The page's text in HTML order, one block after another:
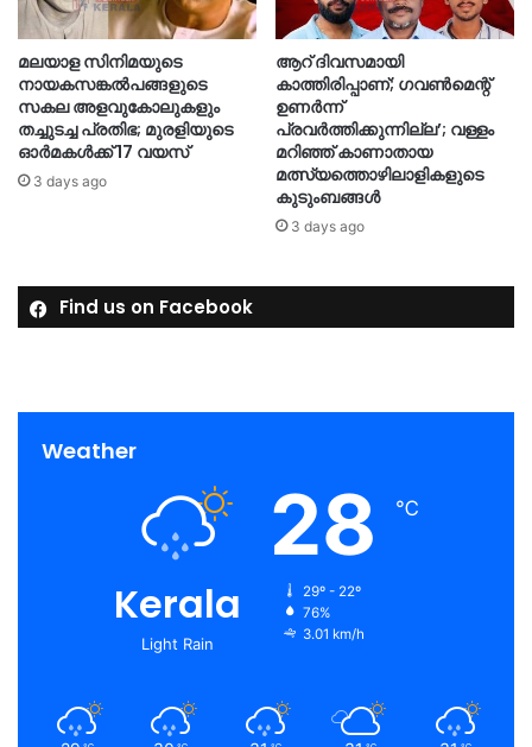
മലയാള സിനിമയുടെ
നായകസങ്കല്‍പങ്ങളുടെ
സകല അളവുകോലുകളും
തച്ചുടച്ച പ്രതിഭ; മുരളിയുടെ
ഓര്‍മകള്‍ക്ക് 17 വയസ്
3 days ago
ആറ് ദിവസമായി
കാത്തിരിപ്പാണ്; ഗവണ്‍മെന്റ്
ഉണര്‍ന്ന്
പ്രവര്‍ത്തിക്കുന്നില്ല’; വള്ളം
മറിഞ്ഞ് കാണാതായ
മത്സ്യത്തൊഴിലാളികളുടെ
കുടുംബങ്ങള്‍
3 days ago
Find us on Facebook
Weather
Kerala
Light Rain
28 ℃
29º - 22º
76%
3.01 km/h